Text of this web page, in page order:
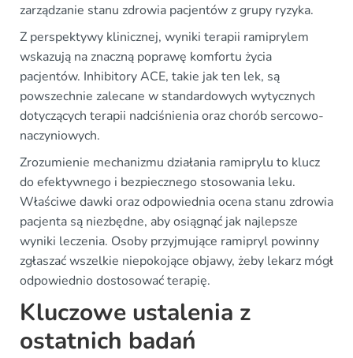
zarządzanie stanu zdrowia pacjentów z grupy ryzyka.
Z perspektywy klinicznej, wyniki terapii ramiprylem
wskazują na znaczną poprawę komfortu życia
pacjentów. Inhibitory ACE, takie jak ten lek, są
powszechnie zalecane w standardowych wytycznych
dotyczących terapii nadciśnienia oraz chorób sercowo-
naczyniowych.
Zrozumienie mechanizmu działania ramiprylu to klucz
do efektywnego i bezpiecznego stosowania leku.
Właściwe dawki oraz odpowiednia ocena stanu zdrowia
pacjenta są niezbędne, aby osiągnąć jak najlepsze
wyniki leczenia. Osoby przyjmujące ramipryl powinny
zgłaszać wszelkie niepokojące objawy, żeby lekarz mógł
odpowiednio dostosować terapię.
Kluczowe ustalenia z
ostatnich badań